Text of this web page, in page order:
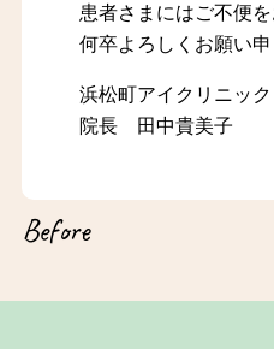
患者さまにはご不便を
何卒よろしくお願い申
浜松町アイクリニック
院長 田中貴美子
Before